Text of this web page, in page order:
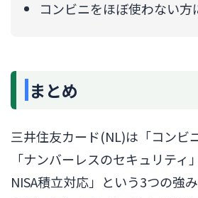
コンビニをほぼ使わない方
まとめ
三井住友カード(NL)は「コンビ
「ナンバーレスのセキュリティ
NISA積立対応」という3つの強